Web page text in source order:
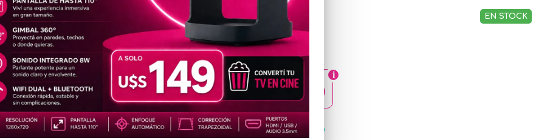
MOC66 EN STOCK
u$s13,36
Precio
especial
u$s14.74 con MercadoPago